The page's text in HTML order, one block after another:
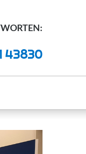
43830